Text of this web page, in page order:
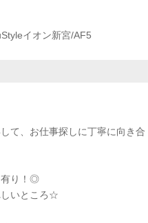
イオン新宮/AF5
て、お仕事探しに丁寧に向き合
有り！◎
しいところ☆